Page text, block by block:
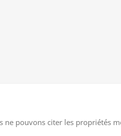
ne pouvons citer les propriétés